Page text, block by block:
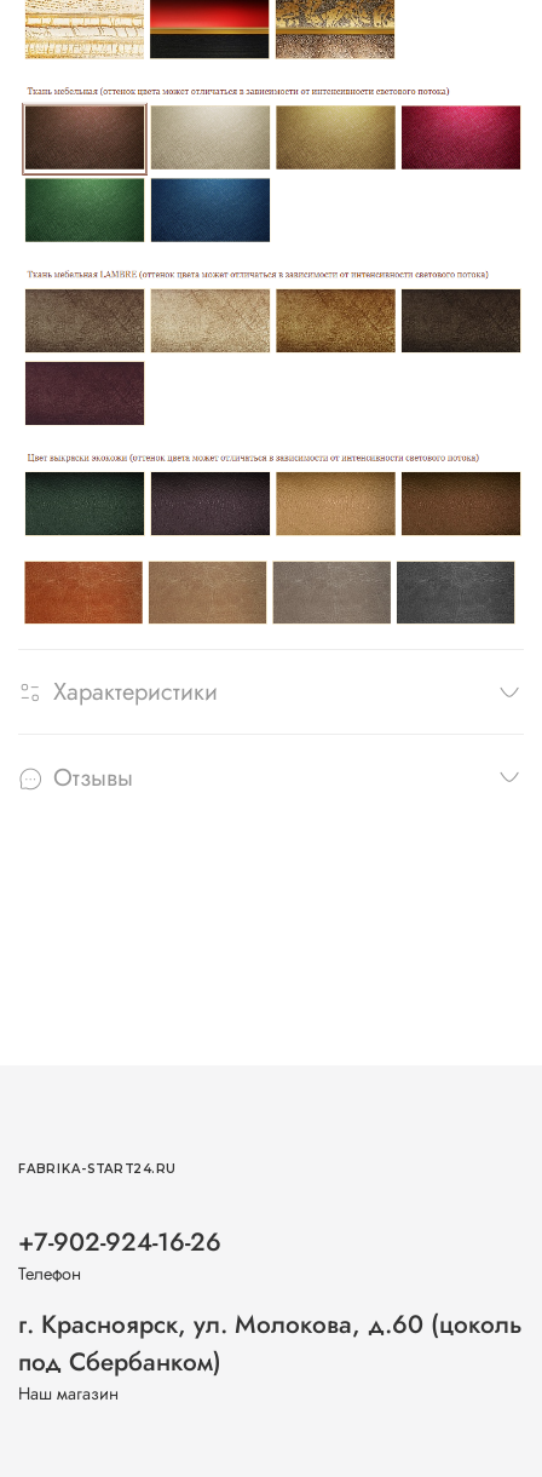
Характеристики
Отзывы
FABRIKA-START24.RU
+7-902-924-16-26
Телефон
г. Красноярск, ул. Молокова, д.60 (цоколь
под Сбербанком)
Наш магазин